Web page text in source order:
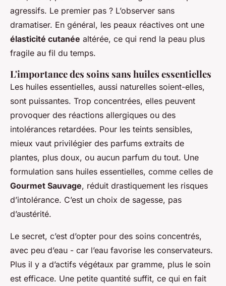
agressifs. Le premier pas ? L’observer sans
dramatiser. En général, les peaux réactives ont une
élasticité cutanée altérée, ce qui rend la peau plus
fragile au fil du temps.
L'importance des soins sans huiles essentielles
Les huiles essentielles, aussi naturelles soient-elles,
sont puissantes. Trop concentrées, elles peuvent
provoquer des réactions allergiques ou des
intolérances retardées. Pour les teints sensibles,
mieux vaut privilégier des parfums extraits de
plantes, plus doux, ou aucun parfum du tout. Une
formulation sans huiles essentielles, comme celles de
Gourmet Sauvage, réduit drastiquement les risques
d’intolérance. C’est un choix de sagesse, pas
d’austérité.
Le secret, c’est d’opter pour des soins concentrés,
avec peu d’eau - car l’eau favorise les conservateurs.
Plus il y a d’actifs végétaux par gramme, plus le soin
est efficace. Une petite quantité suffit, ce qui en fait